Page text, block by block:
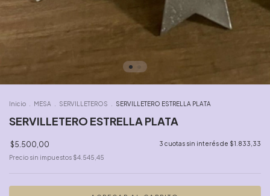
Inicio MESA SERVILLETEROS SERVILLETERO ESTRELLA PLATA
SERVILLETERO ESTRELLA PLATA
$5.500,00 3 cuotas sin interés de $1.833,33
Precio sin impuestos $4.545,45